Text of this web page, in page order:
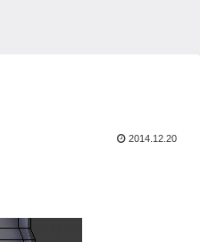
2014.12.20